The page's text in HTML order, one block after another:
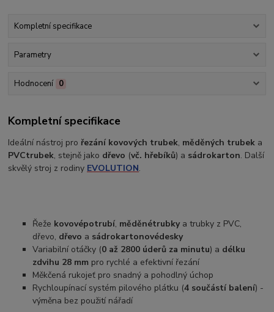
Kompletní specifikace
Parametry
Hodnocení 0
Kompletní specifikace
Ideální nástroj pro řezání kovových trubek, měděných trubek a
PVCtrubek, stejně jako dřevo (vč. hřebíků) a sádrokarton. Další
skvělý stroj z rodiny EVOLUTION.
Řeže kovovépotrubí, měděnétrubkya trubky z PVC,
dřevo, dřevo a sádrokartonovédesky
Variabilní otáčky (0 až 2800 úderů za minutu) a délku
zdvihu 28 mm pro rychlé a efektivní řezání
Měkčená rukojeť pro snadný a pohodlný úchop
Rychloupínací systém pilového plátku (4 součástí balení) -
výměna bez použití nářadí